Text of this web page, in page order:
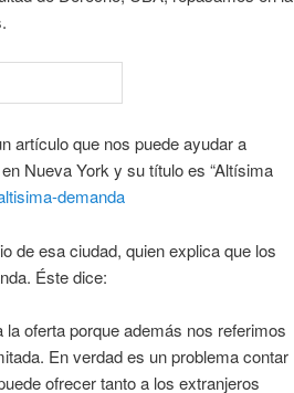
artículo que nos puede ayudar a
Nueva York y su título es “Altísima
demanda
de esa ciudad, quien explica que los
Éste dice:
oferta porque además nos referimos
En verdad es un problema contar
ofrecer tanto a los extranjeros